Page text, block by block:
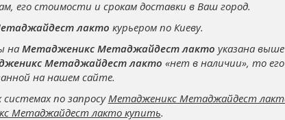
его стоимости и срокам доставки в Ваш город.
лакто курьером по Киеву.
на Метадженикс Метаджайдест лакто указана выше
Метаджайдест лакто «нет в наличии», то
на нашем сайте.
по запросу Метадженикс Метаджайдест
Метаджайдест лакто купить.